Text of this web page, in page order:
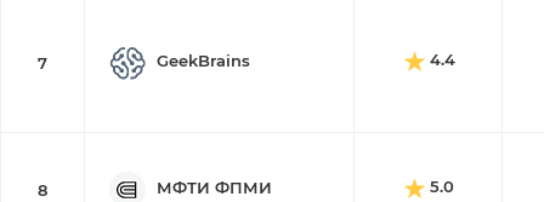
7 GeekBrains 4.4
8 МФТИ ФПМИ 5.0